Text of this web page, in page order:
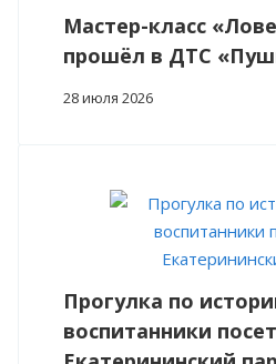
Мастер-класс
прошёл в ДТС
28 июля 2026
Прогулка по
воспитанники